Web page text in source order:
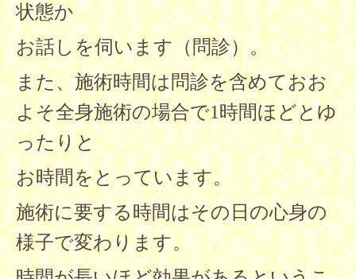
状態か
お話しを伺います（問診）。
また、施術時間は問診を含めておお
よそ全身施術の場合で1時間ほどとゆ
ったりと
お時間をとっています。
施術に要する時間はその日の心身の
様子で変わります。